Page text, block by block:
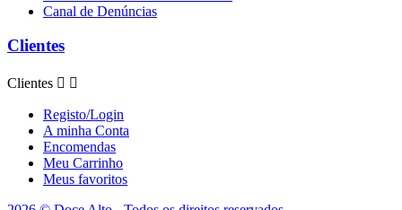
Canal de Denúncias
Clientes
Clientes  
Registo/Login
A minha Conta
Encomendas
Meu Carrinho
Meus favoritos